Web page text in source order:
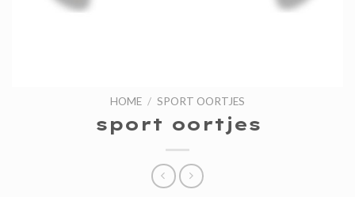
HOME / SPORT OORTJES
sport oortjes